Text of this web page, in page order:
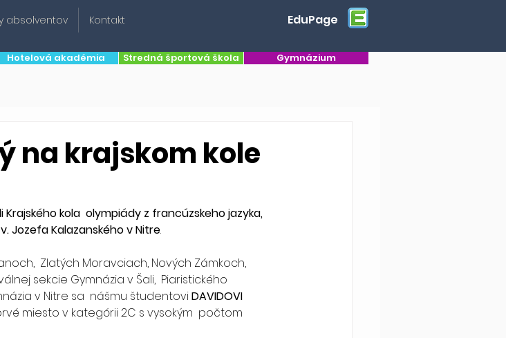
absolventov Kontakt EduPage
Hotelová akadémia Stredná športová škola Gymnázium
na krajskom kole
Krajského kola  olympiády z francúzskeho jazyka,
Jozefa Kalazanského v Nitre.
Zlatých Moravciach, Nových Zámkoch,
sekcie Gymnázia v Šali,  Piaristického
v Nitre sa  nášmu študentovi DAVIDOVI
prvé miesto v kategórii 2C s vysokým  počtom